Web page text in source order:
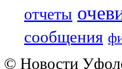
отчеты
сообщения
© Новости